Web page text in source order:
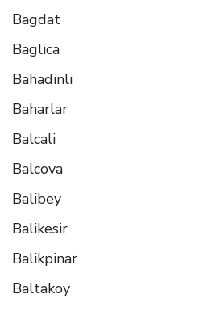
Bagdat
Baglica
Bahadinli
Baharlar
Balcali
Balcova
Balibey
Balikesir
Balikpinar
Baltakoy